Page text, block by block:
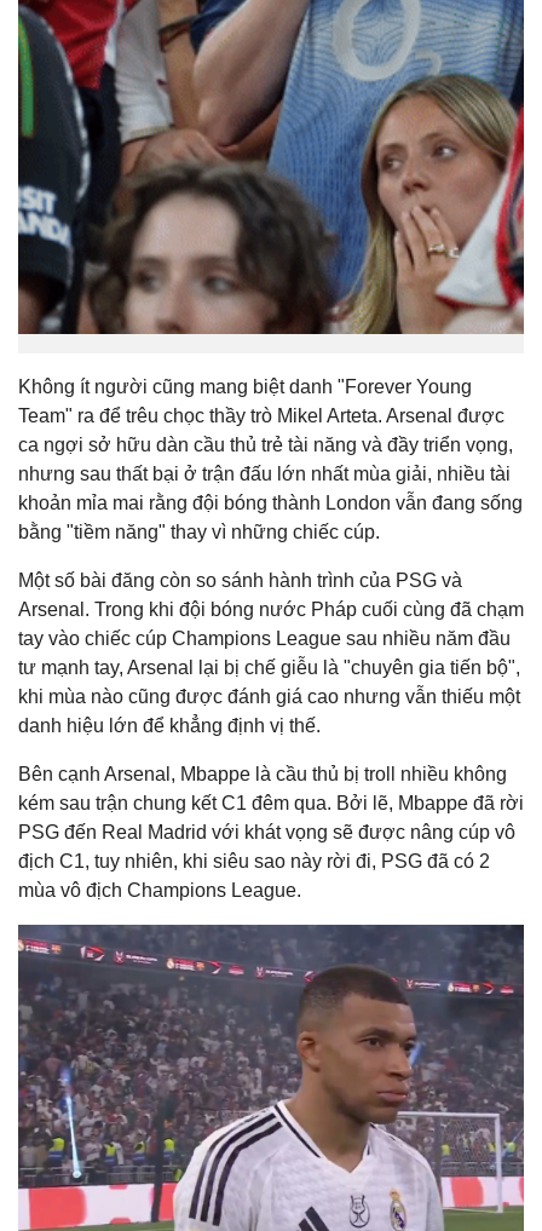
Không ít người cũng mang biệt danh "Forever Young
Team" ra để trêu chọc thầy trò Mikel Arteta. Arsenal được
ca ngợi sở hữu dàn cầu thủ trẻ tài năng và đầy triển vọng,
nhưng sau thất bại ở trận đấu lớn nhất mùa giải, nhiều tài
khoản mỉa mai rằng đội bóng thành London vẫn đang sống
bằng "tiềm năng" thay vì những chiếc cúp.
Một số bài đăng còn so sánh hành trình của PSG và
Arsenal. Trong khi đội bóng nước Pháp cuối cùng đã chạm
tay vào chiếc cúp Champions League sau nhiều năm đầu
tư mạnh tay, Arsenal lại bị chế giễu là "chuyên gia tiến bộ",
khi mùa nào cũng được đánh giá cao nhưng vẫn thiếu một
danh hiệu lớn để khẳng định vị thế.
Bên cạnh Arsenal, Mbappe là cầu thủ bị troll nhiều không
kém sau trận chung kết C1 đêm qua. Bởi lẽ, Mbappe đã rời
PSG đến Real Madrid với khát vọng sẽ được nâng cúp vô
địch C1, tuy nhiên, khi siêu sao này rời đi, PSG đã có 2
mùa vô địch Champions League.